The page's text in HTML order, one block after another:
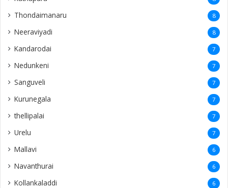
Thondaimanaru 8
Neeraviyadi 8
Kandarodai 7
Nedunkeni 7
Sanguveli 7
Kurunegala 7
thellipalai 7
Urelu 7
Mallavi 6
Navanthurai 6
Kollankaladdi 6